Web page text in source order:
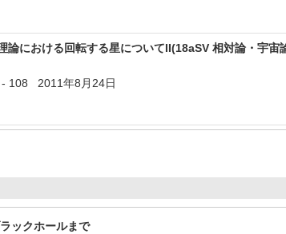
論における回転する星についてII(18aSV 相対論・宇宙
- 108 2011年8月24日
ックホールまで